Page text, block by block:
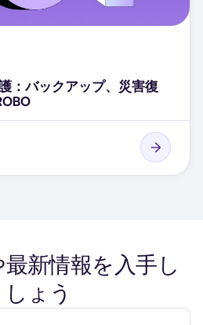
：バックアップ、災害復
新情報を入手し
しょう